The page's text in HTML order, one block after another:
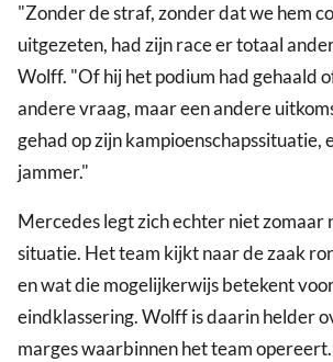
"Zonder de straf, zonder dat we hem
uitgezeten, had zijn race er totaal
Wolff. "Of hij het podium had gehaald
andere vraag, maar een andere
gehad op zijn kampioenschapssituatie,
jammer."
Mercedes legt zich echter niet zomaar
situatie. Het team kijkt naar de zaak
en wat die mogelijkerwijs betekent
eindklassering. Wolff is daarin helder
marges waarbinnen het team opereert.